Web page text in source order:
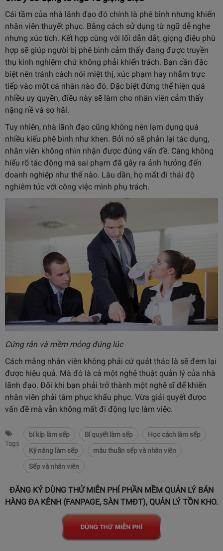
Cái tầm của nhà lãnh đạo đó chính là phê bình nhưng khiến
nhân viên thuyết phục. Bằng cách sử dụng từ ngữ dễ nghe
nhưng xúc tích. Kết hợp cùng với lối dẫn dắt, giọng điệu phù
hợp sẽ giúp người bị phê bình cảm thấy đang được truyền
thụ kinh nghiệm chứ không phải khiển trách. Bạn cần đặc
biệt nên tránh cách nói miệt thị, xúc phạm hay nhắm trực
tiếp vào một cá nhân nào đó. Đặc biệt đừng thể hiện quá
nhiều uy quyền, điều này sẽ làm cho nhân viên cảm thấy
nặng nề và sợ hãi.
Tuy nhiên, nhà lãnh đạo cũng không nên lạm dụng quá
nhiều kiểu phê bình như khen. Bởi nó sẽ phản lại tác dụng,
nhân viên không nhìn nhận được đúng vấn đề. Càng không
hiểu rõ tác động mà sai phạm đã gây ra ảnh hưởng đến
doanh nghiệp như thế nào. Lâu dần, họ mất đi thái độ
nghiêm túc với công việc mình phụ trách.
Cứng rắn và mềm mỏng đúng lúc
Cách mắng nhân viên không phải cứ quát tháo là sẽ đem lại
được hiệu quả. Mà đó là cả một nghệ thuật quản lý của nhà
lãnh đạo. Đôi khi bạn phải trở thành một nghệ sĩ để khiến
nhân viên phải tâm phục khẩu phục. Vừa giải quyết được
vấn đề mà vẫn không mất đi động lực làm việc.
Tags
bí kíp làm sếp Bí quyết làm sếp
Học cách làm sếp
Kỹ năng làm sếp
mâu thuẫn sếp và nhân viên
Sếp và nhân viên
ĐĂNG KÝ DÙNG THỬ MIỄN PHÍ PHẦN MỀM QUẢN LÝ BÁN
HÀNG ĐA KÊNH (FANPAGE, SÀN TMĐT), QUẢN LÝ TỒN KHO.